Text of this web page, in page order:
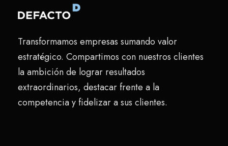
Transformamos empresas sumando valor
estratégico. Compartimos con nuestros clientes
la ambición de lograr resultados
extraordinarios, destacar frente a la
competencia y fidelizar a sus clientes.